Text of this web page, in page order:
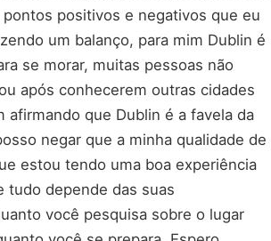
positivos e negativos que eu
um balanço, para mim Dublin é
se morar, muitas pessoas não
após conhecerem outras cidades
afirmando que Dublin é a favela da
negar que a minha qualidade de
estou tendo uma boa experiência
tudo depende das suas
você pesquisa sobre o lugar